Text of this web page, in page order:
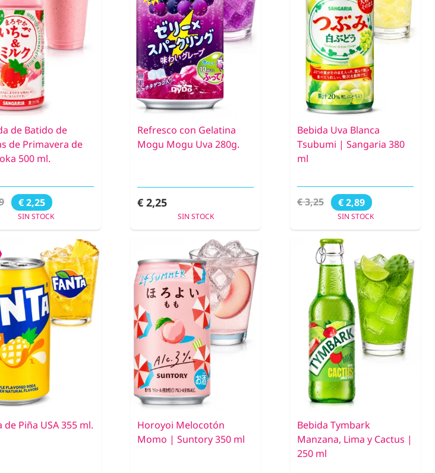
de Batido de
de Primavera de
500 ml.
€ 2,25
SIN STOCK
Refresco con Gelatina
Mogu Mogu Uva 280g.
€ 2,25
SIN STOCK
Bebida Uva Blanca
Tsubumi | Sangaria 380
ml
€ 3,25 € 2,89
SIN STOCK
de Piña USA 355 ml.
Horoyoi Melocotón
Momo | Suntory 350 ml
Bebida Tymbark
Manzana, Lima y Cactus |
250 ml